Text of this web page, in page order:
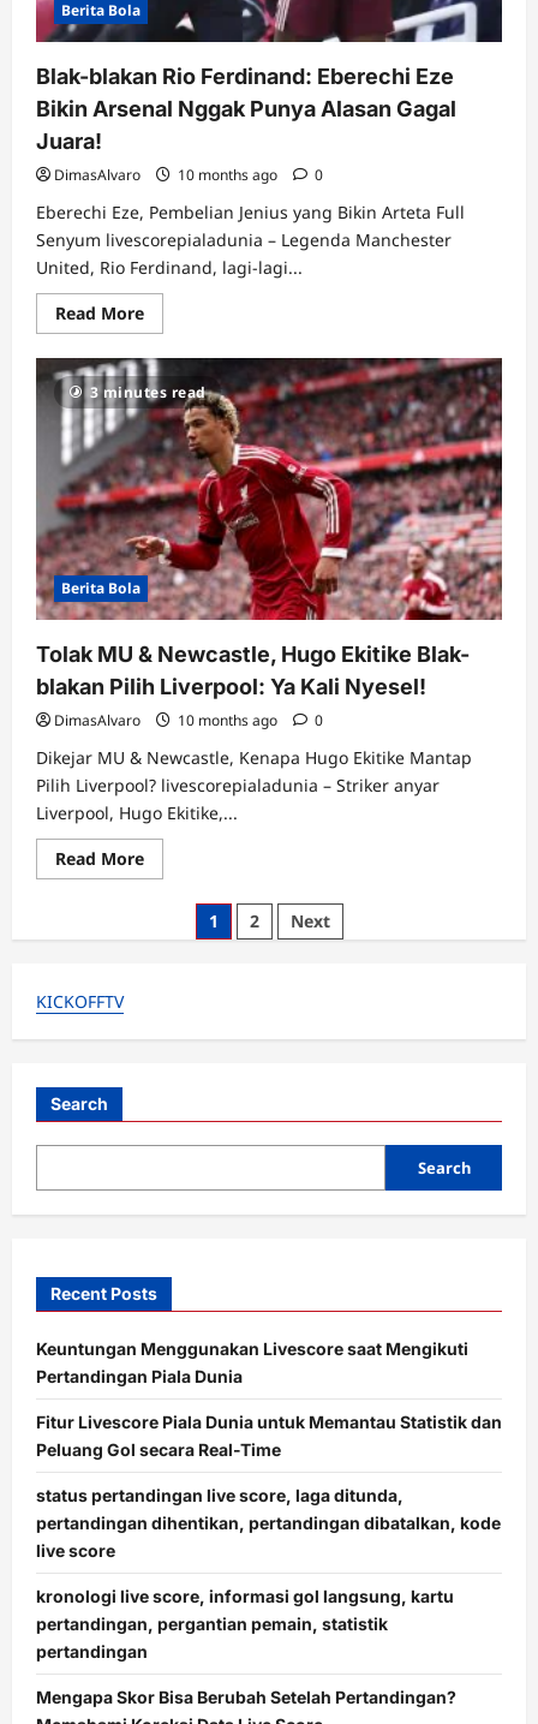
Berita Bola
Blak-blakan Rio Ferdinand: Eberechi Eze
Bikin Arsenal Nggak Punya Alasan Gagal
Juara!
DimasAlvaro 10 months ago 0
Eberechi Eze, Pembelian Jenius yang Bikin Arteta Full
Senyum livescorepialadunia – Legenda Manchester
United, Rio Ferdinand, lagi-lagi...
Read MoreRead
more
Blak-
blakan
Rio
Ferdinand:
Eberechi
Eze
Bikin
Arsenal
Nggak
Punya
Alasan
Gagal
Juara!
3 minutes read
Berita Bola
Tolak MU & Newcastle, Hugo Ekitike Blak-
blakan Pilih Liverpool: Ya Kali Nyesel!
DimasAlvaro 10 months ago 0
Dikejar MU & Newcastle, Kenapa Hugo Ekitike Mantap
Pilih Liverpool? livescorepialadunia – Striker anyar
Liverpool, Hugo Ekitike,...
Read MoreRead
more
&
Pilih
1 2 Next
KICKOFFTV
Search
Search
Recent Posts
Keuntungan Menggunakan Livescore saat Mengikuti
Pertandingan Piala Dunia
Fitur Livescore Piala Dunia untuk Memantau Statistik dan
Peluang Gol secara Real-Time
status pertandingan live score, laga ditunda,
pertandingan dihentikan, pertandingan dibatalkan, kode
live score
kronologi live score, informasi gol langsung, kartu
pertandingan, pergantian pemain, statistik
pertandingan
Mengapa Skor Bisa Berubah Setelah Pertandingan?